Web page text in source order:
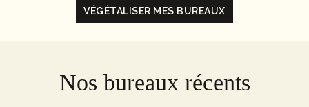
VÉGÉTALISER MES BUREAUX
Nos bureaux récents